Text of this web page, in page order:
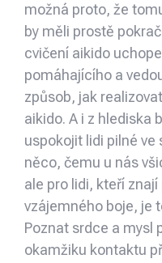
možná proto, že
by měli prostě
cvičení aikido
pomáhajícího a
způsob, jak
aikido. A i z hlediska
uspokojit lidi pilné ve
něco, čemu u nás
ale pro lidi, kteří
vzájemného boje, je
Poznat srdce a mysl
okamžiku kontaktu